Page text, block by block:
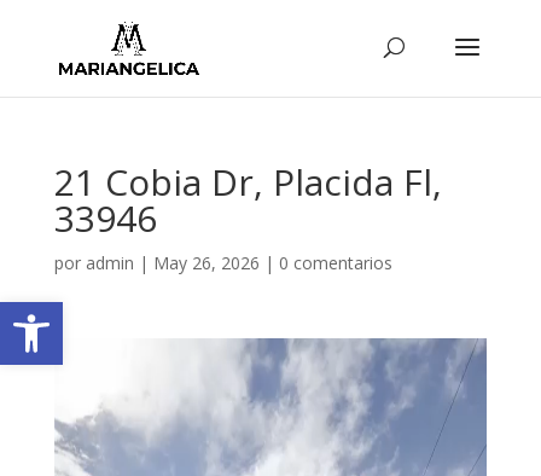
Abrir barra de herramientas
21 Cobia Dr, Placida Fl,
33946
por admin | May 26, 2026 | 0 comentarios